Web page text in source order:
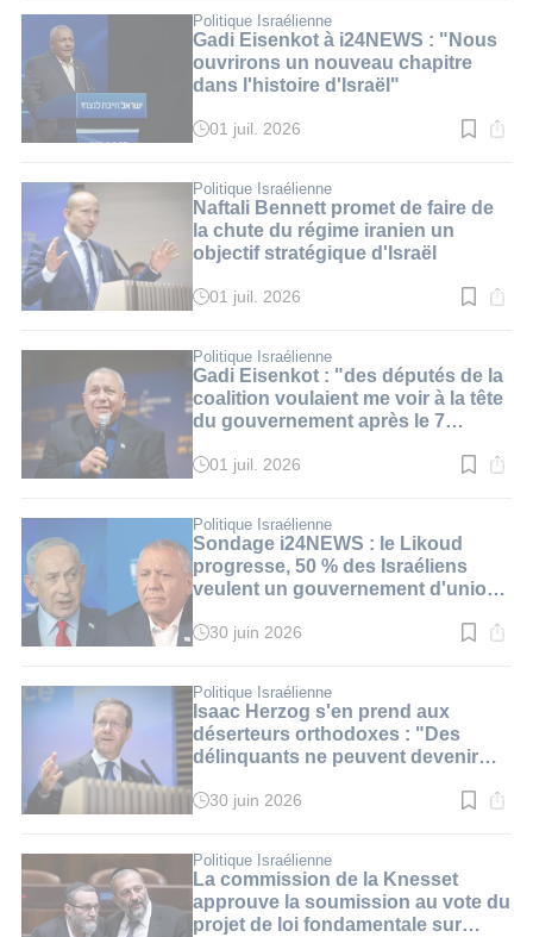
:
2
min.
Politique Israélienne
Gadi Eisenkot à i24NEWS : "Nous
ouvrirons un nouveau chapitre
dans l'histoire d'Israël"
Temps
:
3
min.
01 juil. 2026
Politique Israélienne
Naftali Bennett promet de faire de
la chute du régime iranien un
objectif stratégique d'Israël
Temps
:
3
min.
01 juil. 2026
Politique Israélienne
Gadi Eisenkot : "des députés de la
coalition voulaient me voir à la tête
du gouvernement après le 7
Temps
:
2
min.
01 juil. 2026
Politique Israélienne
Sondage i24NEWS : le Likoud
progresse, 50 % des Israéliens
veulent un gouvernement d'union
Temps
:
3
min.
30 juin 2026
Politique Israélienne
Isaac Herzog s'en prend aux
déserteurs orthodoxes : "Des
délinquants ne peuvent devenir
Temps
:
3
min.
30 juin 2026
Politique Israélienne
La commission de la Knesset
approuve la soumission au vote du
projet de loi fondamentale sur